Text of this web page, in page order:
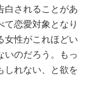
白されることがあ
て恋愛対象となり
女性がこれほどい
いのだろう。もっ
しれない、と欲を